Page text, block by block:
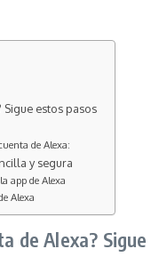
estos pasos
de Alexa:
y segura
app de Alexa
Alexa
de Alexa? Sigue